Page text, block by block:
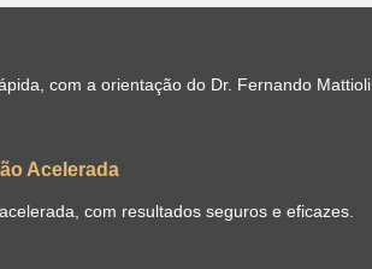
com a orientação do Dr. Fernando Mattioli.
Acelerada
com resultados seguros e eficazes.